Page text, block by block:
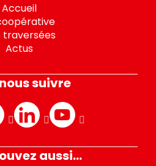
Accueil
traversées
Actus
suivre
aussi...